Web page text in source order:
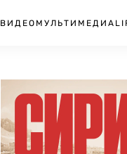
ВИДЕО МУЛЬТИМЕДИА